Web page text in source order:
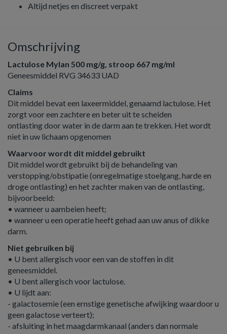
Altijd netjes en discreet verpakt
Omschrijving
Lactulose Mylan 500 mg/g, stroop 667 mg/ml
Geneesmiddel RVG 34633 UAD
Claims
Dit middel bevat een laxeermiddel, genaamd lactulose. Het
zorgt voor een zachtere en beter uit te scheiden
ontlasting door water in de darm aan te trekken. Het wordt
niet in uw lichaam opgenomen
Waarvoor wordt dit middel gebruikt
Dit middel wordt gebruikt bij de behandeling van
verstopping/obstipatie (onregelmatige stoelgang, harde en
droge ontlasting) en het zachter maken van de ontlasting,
bijvoorbeeld:
• wanneer u aambeien heeft;
• wanneer u een operatie heeft gehad aan uw anus of dikke
darm.
Niet gebruiken bij
• U bent allergisch voor een van de stoffen in dit
geneesmiddel.
• U bent allergisch voor lactulose.
• U lijdt aan:
- galactosemie (een ernstige genetische afwijking waardoor u
geen galactose verteert);
- afsluiting in het maagdarmkanaal (anders dan normale